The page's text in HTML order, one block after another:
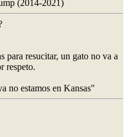
(2014-2021)
para resucitar, un gato no va a
respeto.
no estamos en Kansas"